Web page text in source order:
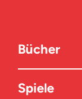
Bücher
Spiele